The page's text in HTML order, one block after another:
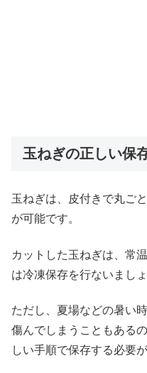
玉ねぎの正しい保
玉ねぎは、皮付きで丸ご
が可能です。
カットした玉ねぎは、常
は冷凍保存を行ないましょ
ただし、夏場などの暑い
傷んでしまうこともある
しい手順で保存する必要